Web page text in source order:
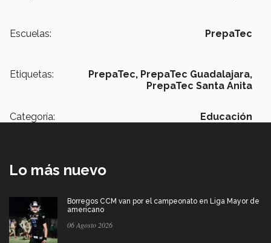
Escuelas: PrepaTec
Etiquetas: PrepaTec, PrepaTec Guadalajara,
PrepaTec Santa Anita
Categoría: Educación
Lo más nuevo
Borregos CCM van por el campeonato en Liga Mayor de
americano
06 Agosto 2026